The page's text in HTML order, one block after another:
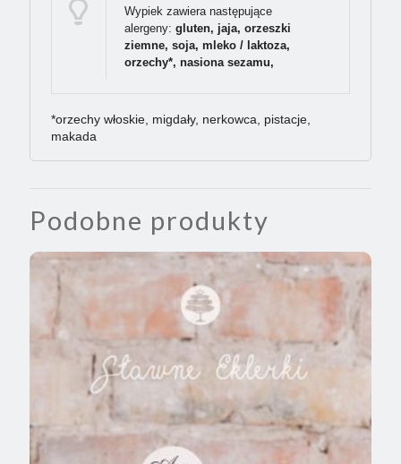
Wypiek zawiera następujące
alergeny: gluten, jaja, orzeszki
ziemne, soja, mleko / laktoza,
orzechy*, nasiona sezamu,
*orzechy włoskie, migdały, nerkowca, pistacje,
makada
Podobne produkty